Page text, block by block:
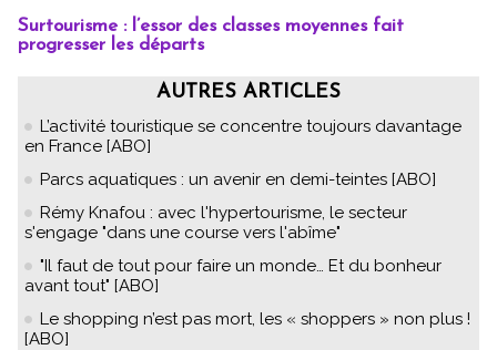
Surtourisme : l’essor des classes moyennes fait
progresser les départs
AUTRES ARTICLES
L’activité touristique se concentre toujours davantage
en France [ABO]
Parcs aquatiques : un avenir en demi-teintes [ABO]
Rémy Knafou : avec l'hypertourisme, le secteur
s'engage "dans une course vers l'abîme"
"Il faut de tout pour faire un monde… Et du bonheur
avant tout" [ABO]
Le shopping n’est pas mort, les « shoppers » non plus !
[ABO]